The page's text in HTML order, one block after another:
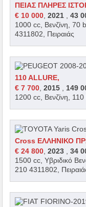
ΠΕΙΑΣ ΠΛΗΡΕΣ
€ 10 000 ,2021 ,43
1000 cc, Βενζίνη, 70
4311802, Πειραιάς
110 ALLURE,
€ 7 700 ,2015
149
1200 cc, Βενζίνη,
Cross ΕΛΛΗΝΙΚΟ
€ 24 800 ,2023 ,34
1500 cc, Υβριδικό
210 4311802,